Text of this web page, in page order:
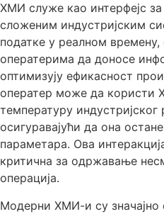
ХМИ служе као интерфејс за
сложеним индустријским
податке у реалном
оператерима да доносе
оптимизују ефикасност
оператер може да користи
температуру индустријског
осигуравајући да она
параметара. Ова
критична за одржавање
операција.
Модерни ХМИ-и су значајно